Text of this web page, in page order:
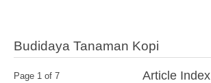
Budidaya Tanaman Kopi
Article Index
Page 1 of 7